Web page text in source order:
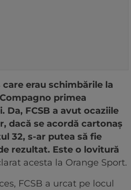
erau schimbările la
primea
Da, FCSB a avut ocaziile
dacă se acordă cartonaş
32, s-ar putea să fie
rezultat. Este o lovitură
acesta la Orange Sport.
FCSB a urcat pe locul